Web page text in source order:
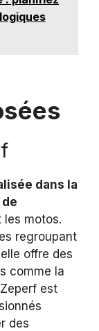
dans la
les motos.
regroupant
offre des
comme la
est
des